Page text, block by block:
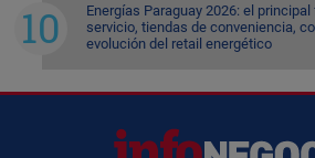
Energías Paraguay 2026: el
servicio, tiendas de conveniencia,
evolución del retail energético